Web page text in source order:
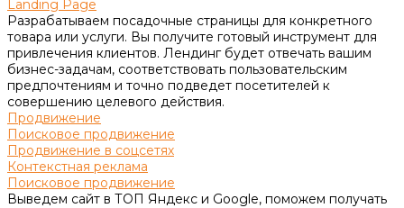
Landing Page
Разрабатываем посадочные страницы для конкретного
товара или услуги. Вы получите готовый инструмент для
привлечения клиентов. Лендинг будет отвечать вашим
бизнес-задачам, соответствовать пользовательским
предпочтениям и точно подведет посетителей к
совершению целевого действия.
Продвижение
Поисковое продвижение
Продвижение в соцсетях
Контекстная реклама
Поисковое продвижение
Выведем сайт в ТОП Яндекс и Google, поможем получать